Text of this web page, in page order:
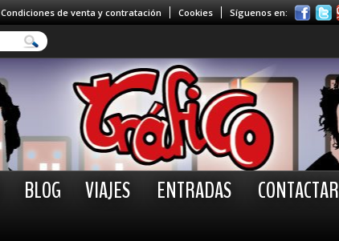
Condiciones de venta y contratación Cookies Síguenos en:
BLOG VIAJES ENTRADAS CONTACTAR